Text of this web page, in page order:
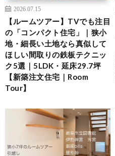
2026.07.15
【ルームツアー】TVでも注目
の「コンパクト住宅」｜狭小
地・細長い土地なら真似して
ほしい間取りの鉄板テクニッ
ク5選｜5LDK・延床29.7坪
【新築注文住宅｜Room
Tour】